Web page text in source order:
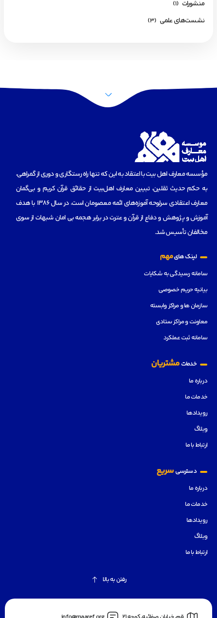
منشورات (1)
نشست‌های علمی (3)
مؤسسه‌ معارف اهل بیت با اعتقاد به این که تنها راه رستگاری و دوری از گمراهی،
به حکم حدیث ثقلین، تبیین معارف اهل‌بیت از حقائق قرآن کریم و بی‌گمان
معارف اعتقادی سرلوحه آموزه‌های ائمه معصومان است، در سال 1386 با هدف
آموزش و پژوهش و دفاع از قرآن و عترت در برابر هجمه بی امان شبهات از سوی
مخالفان تأسیس شد.
لینک هایمهم
سامانه رسیدگی به شکایات
بیانیه حریم خصوصی
سازمان ها و مراکز وابسته
معاونت و مراکز ستادی
سامانه ثبت عملکرد
خدماتمشتریان
درباره ما
خدمات ما
رویدادها
وبلاگ
ارتباط با ما
دسترسیسریع
درباره ما
خدمات ما
رویدادها
وبلاگ
ارتباط با ما
رفتن به بالا